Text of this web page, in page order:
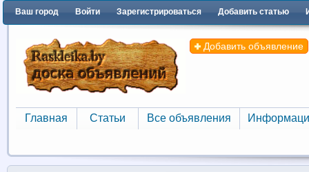
Ваш город Войти Зарегистрироваться Добавить статью
Добавить объявление
Главная
Главная
Статьи
Статьи
Все объявления
Все объявления